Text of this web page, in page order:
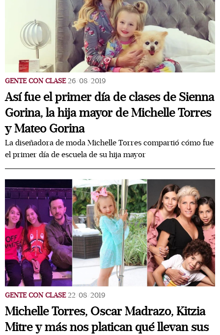
GENTE CON CLASE 26/08/2019
Así fue el primer día de clases de Sienna
Gorina, la hija mayor de Michelle Torres
y Mateo Gorina
La diseñadora de moda Michelle Torres compartió cómo fue
el primer día de escuela de su hija mayor
GENTE CON CLASE 22/08/2019
Michelle Torres, Oscar Madrazo, Kitzia
Mitre y más nos platican qué llevan sus